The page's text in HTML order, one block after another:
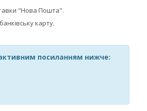
"Нова Пошта".
карту.
посиланням нижче: